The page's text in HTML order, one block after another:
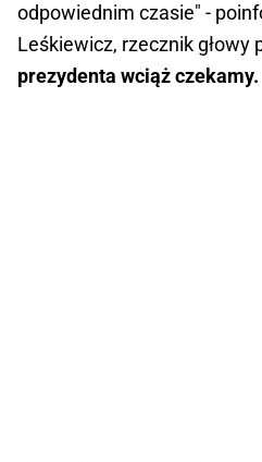
odpowiednim czasie" -
Leśkiewicz, rzecznik głowy
prezydenta wciąż czekamy.